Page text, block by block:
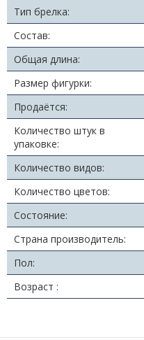
Тип брелка:
Состав:
Общая длина:
Размер фигурки:
Продаётся:
Количество штук в
упаковке:
Количество видов:
Количество цветов:
Состояние:
Страна производитель:
Пол:
Возраст :